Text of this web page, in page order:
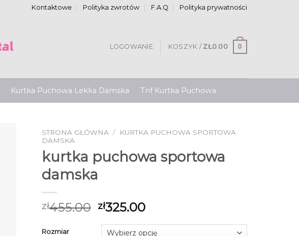
Kontaktowe Polityka zwrotów F.A.Q Polityka prywatności
LOGOWANIE KOSZYK / ZŁ0.00 0
Kurtka Puchowa Lekka Damska Tnf Kurtka Puchowa
STRONA GŁÓWNA /
KURTKA PUCHOWA SPORTOWA
DAMSKA
kurtka puchowa sportowa
damska
zł455.00 zł325.00
Rozmiar